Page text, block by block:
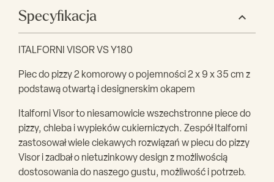
Specyfikacja
ITALFORNI VISOR VS Y180
Piec do pizzy 2 komorowy o pojemności 2 x 9 x 35 cm z
podstawą otwartą i designerskim okapem
Italforni Visor to niesamowicie wszechstronne piece do
pizzy, chleba i wypieków cukierniczych. Zespół Italforni
zastosował wiele ciekawych rozwiązań w piecu do pizzy
Visor i zadbał o nietuzinkowy design z możliwością
dostosowania do naszego gustu, możliwość i potrzeb.